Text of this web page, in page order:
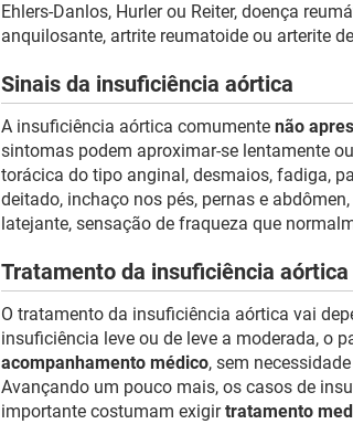
Ehlers-Danlos, Hurler ou Reiter, doença
anquilosante, artrite reumatoide ou arterite
Sinais da insuficiência aórtica
A insuficiência aórtica comumente não
sintomas podem aproximar-se lentamente
torácica do tipo anginal, desmaios, fadiga,
deitado, inchaço nos pés, pernas e
latejante, sensação de fraqueza que
Tratamento da insuficiência aórtica
O tratamento da insuficiência aórtica vai
insuficiência leve ou de leve a moderada, o
acompanhamento médico, sem
Avançando um pouco mais, os casos de
importante costumam exigirtratamento